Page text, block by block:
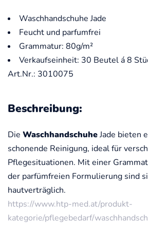
Waschhandschuhe Jade
Feucht und parfumfrei
Grammatur: 80g/m²
Verkaufseinheit: 30 Beutel á 8
Art.Nr.: 3010075
Beschreibung:
Die WaschhandschuheJade bieten
schonende Reinigung, ideal für
Pflegesituationen. Mit einer
der parfümfreien Formulierung sind
hautverträglich.
https://www.htp-med.at/produkt-
kategorie/pflegebedarf/